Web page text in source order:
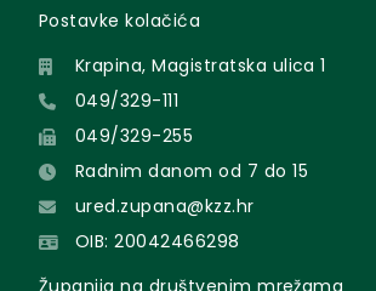
Postavke kolačića
Krapina, Magistratska ulica 1
049/329-111
049/329-255
Radnim danom od 7 do 15
ured.zupana@kzz.hr
OIB: 20042466298